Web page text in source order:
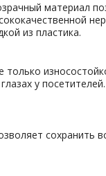
материал
из пластика.
у
сохранить